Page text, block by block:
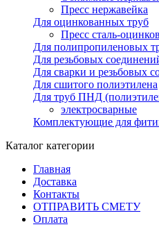
Пресс нержавейка
Для оцинкованных труб
Пресс сталь-
Для полипропиленовых
Для резьбовых
Для сварки и резьбовых
Для сшитого полиэтилена
Для труб ПНД
электросварные
Комплектующие для
Каталог категории
Главная
Доставка
Контакты
ОТПРАВИТЬ СМЕТУ
Оплата